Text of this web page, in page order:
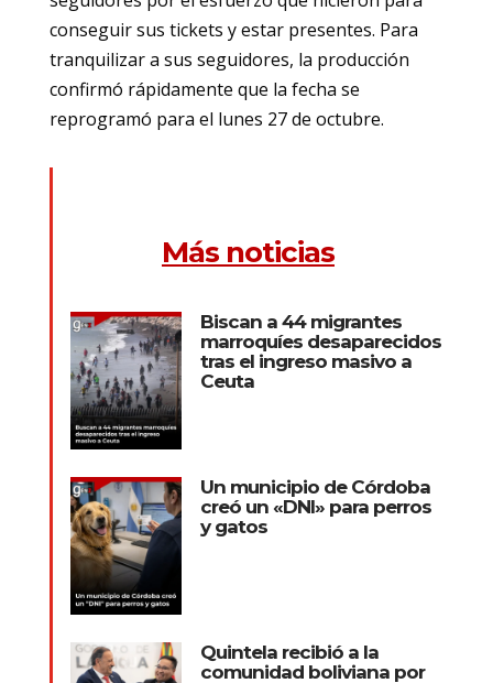
conseguir sus tickets y estar presentes. Para
tranquilizar a sus seguidores, la producción
confirmó rápidamente que la fecha se
reprogramó para el lunes 27 de octubre.
Más noticias
Biscan a 44 migrantes
marroquíes desaparecidos
tras el ingreso masivo a
Ceuta
Un municipio de Córdoba
creó un «DNI» para perros
y gatos
Quintela recibió a la
comunidad boliviana por